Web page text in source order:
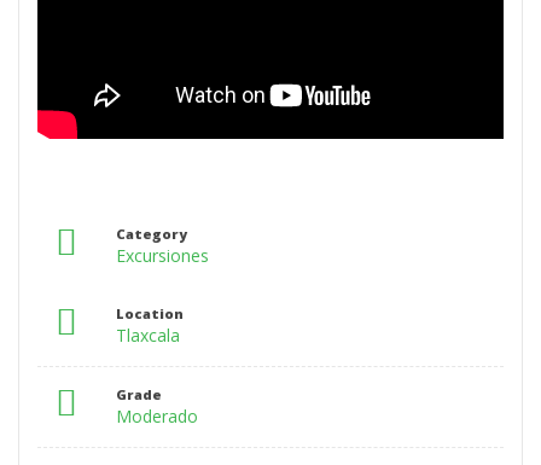
Category
Excursiones
Location
Tlaxcala
Grade
Moderado